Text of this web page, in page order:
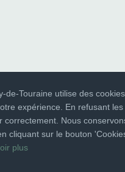
de-Touraine utilise des
expérience. En refusant
Nous
cliquant sur le bouton
plus